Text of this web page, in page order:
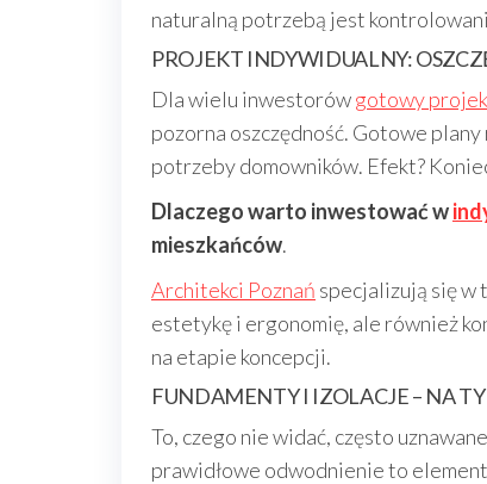
naturalną potrzebą jest
PROJEKT INDYWIDUALNY:
Dla wielu inwestorówgotowy
pozorna oszczędność. Gotowe
potrzeby domowników. Efekt?
Dlaczego warto inwestować w
mieszkańców.
Architekci Poznań specjalizują się w
estetykę i ergonomię, ale również
na etapie koncepcji.
FUNDAMENTY I IZOLACJE – NA
To, czego nie widać, często
prawidłowe odwodnienie to